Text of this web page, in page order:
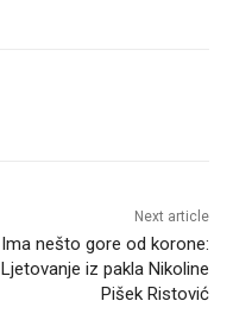
Next article
Ima nešto gore od korone:
Ljetovanje iz pakla Nikoline
Pišek Ristović